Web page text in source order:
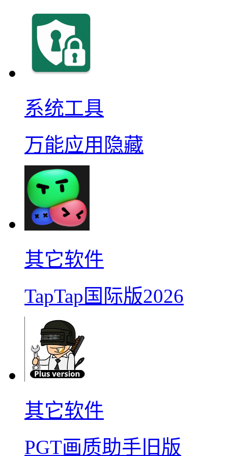
系统工具
万能应用隐藏
其它软件
TapTap国际版2026
其它软件
PGT画质助手旧版